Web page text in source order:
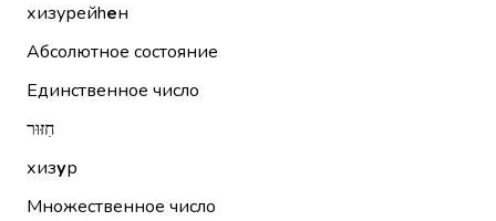
хизурейhен
Абсолютное состояние
Единственное число
חִזּוּר
хизур
Множественное число